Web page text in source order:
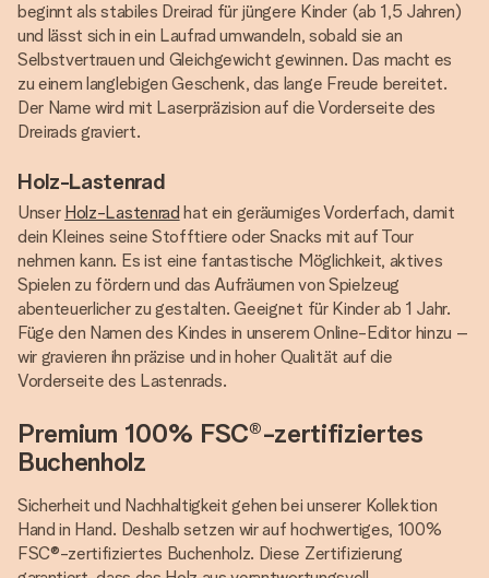
beginnt als stabiles Dreirad für jüngere Kinder (ab 1,5 Jahren)
und lässt sich in ein Laufrad umwandeln, sobald sie an
Selbstvertrauen und Gleichgewicht gewinnen. Das macht es
zu einem langlebigen Geschenk, das lange Freude bereitet.
Der Name wird mit Laserpräzision auf die Vorderseite des
Dreirads graviert.
Holz-Lastenrad
Unser Holz-Lastenrad hat ein geräumiges Vorderfach, damit
dein Kleines seine Stofftiere oder Snacks mit auf Tour
nehmen kann. Es ist eine fantastische Möglichkeit, aktives
Spielen zu fördern und das Aufräumen von Spielzeug
abenteuerlicher zu gestalten. Geeignet für Kinder ab 1 Jahr.
Füge den Namen des Kindes in unserem Online-Editor hinzu –
wir gravieren ihn präzise und in hoher Qualität auf die
Vorderseite des Lastenrads.
Premium 100% FSC®-zertifiziertes
Buchenholz
Sicherheit und Nachhaltigkeit gehen bei unserer Kollektion
Hand in Hand. Deshalb setzen wir auf hochwertiges, 100%
FSC®-zertifiziertes Buchenholz. Diese Zertifizierung